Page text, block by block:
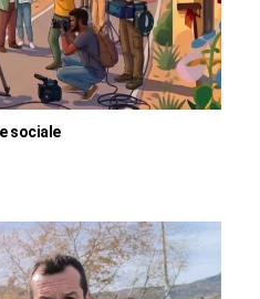
sociale